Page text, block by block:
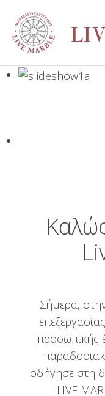
Σήμερα,
προσωπικής
οδήγησε στη
"LIVE